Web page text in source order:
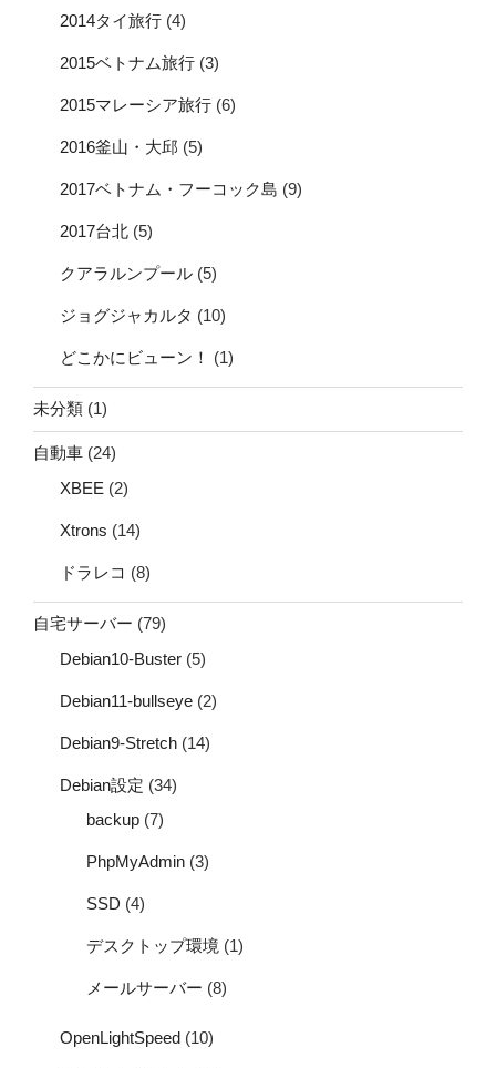
2014タイ旅行 (4)
2015ベトナム旅行 (3)
2015マレーシア旅行 (6)
2016釜山・大邱 (5)
2017ベトナム・フーコック島 (9)
2017台北 (5)
クアラルンプール (5)
ジョグジャカルタ (10)
どこかにビューン！ (1)
未分類 (1)
自動車 (24)
XBEE (2)
Xtrons (14)
ドラレコ (8)
自宅サーバー (79)
Debian10-Buster (5)
Debian11-bullseye (2)
Debian9-Stretch (14)
Debian設定 (34)
backup (7)
PhpMyAdmin (3)
SSD (4)
デスクトップ環境 (1)
メールサーバー (8)
OpenLightSpeed (10)